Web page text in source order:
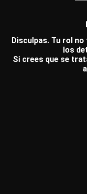
Disculpas. Tu rol
los
Si crees que se